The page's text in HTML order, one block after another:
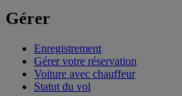
Gérer
Enregistrement
Gérer votre réservation
Voiture avec chauffeur
Statut du vol